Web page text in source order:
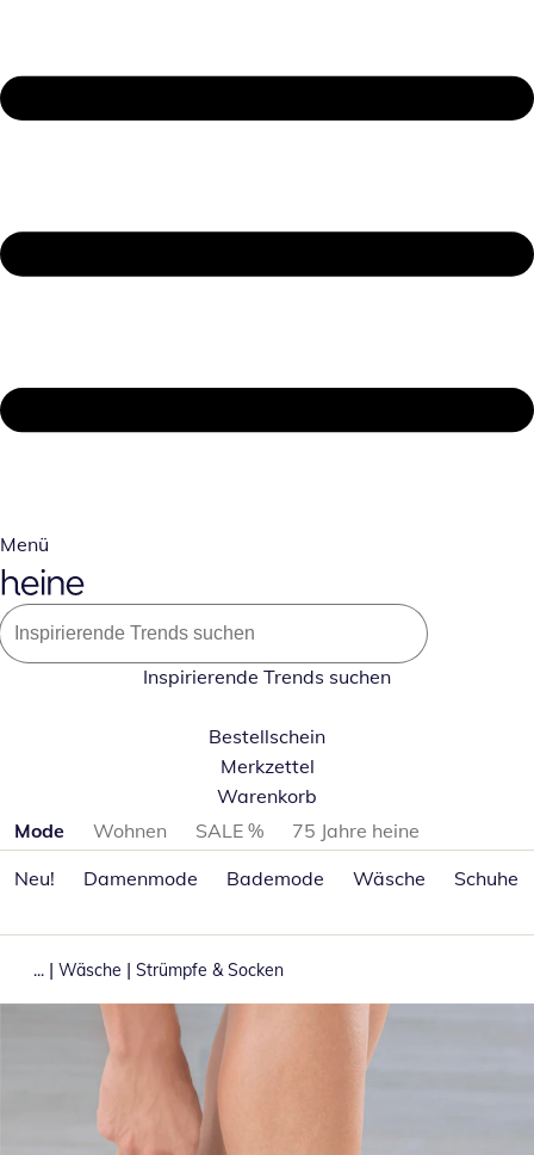
Menü
Inspirierende Trends suchen
Bestellschein
Merkzettel
Warenkorb
Produktkategorien überspringen
Mode Wohnen SALE %
75 Jahre heine
Neu!
Damenmode Bademode Wäsche Schuhe
... | Wäsche | Strümpfe & Socken